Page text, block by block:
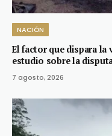
NACIÓN
El factor que dispara la
estudio sobre la
7 agosto, 2026